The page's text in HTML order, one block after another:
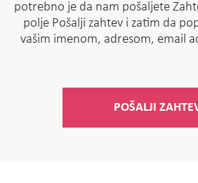
potrebno je da nam pošaljete
polje Pošalji zahtev i zatim da
vašim imenom, adresom, email
POŠALJI